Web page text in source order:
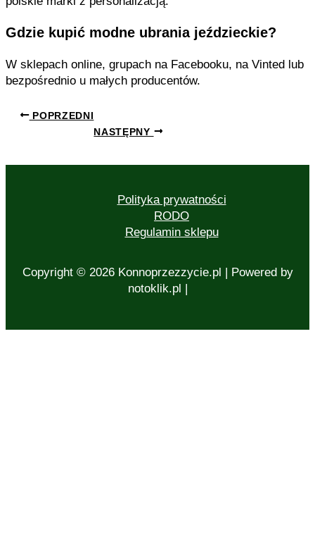
Gdzie kupić modne ubrania jeździeckie?
W sklepach online, grupach na Facebooku, na Vinted lub
bezpośrednio u małych producentów.
POPRZEDNI
NASTĘPNY
Polityka prywatności
RODO
Regulamin sklepu
Copyright © 2026 Konnoprzezzycie.pl | Powered by
notoklik.pl |